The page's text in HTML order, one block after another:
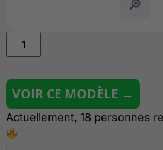
VOIR CE MODÈLE →
Actuellement, 18 personnes